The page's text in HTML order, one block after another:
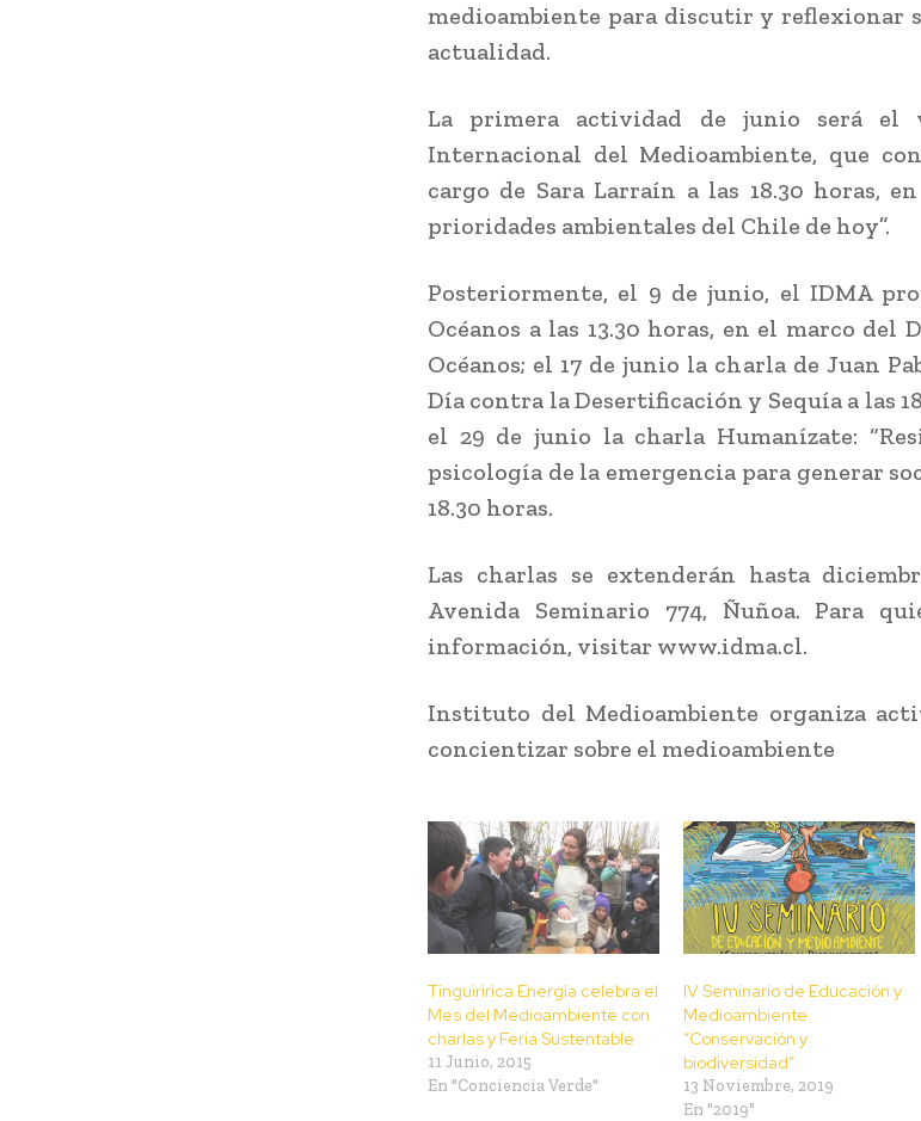
medioambiente para discutir y reflexionar
actualidad.
La primera actividad de junio será el
Internacional del Medioambiente, que
cargo de Sara Larraín a las 18.30 horas,
prioridades ambientales del Chile de hoy”.
Posteriormente, el 9 de junio, el IDMA
Océanos a las 13.30 horas, en el marco
Océanos; el 17 de junio la charla de Juan
Día contra la Desertificación y Sequía a las
el 29 de junio la charla Humanízate:
psicología de la emergencia para generar
18.30 horas.
Las charlas se extenderán hasta
Avenida Seminario 774, Ñuñoa. Para
información, visitar www.idma.cl.
Instituto del Medioambiente organiza
concientizar sobre el medioambiente
Tinguiririca Energía celebra el
Mes del Medioambiente con
charlas y Feria Sustentable
11 Junio, 2015
En "Conciencia Verde"
IV Seminario de Educación y
Medioambiente
“Conservación y
biodiversidad”
13 Noviembre, 2019
En "2019"